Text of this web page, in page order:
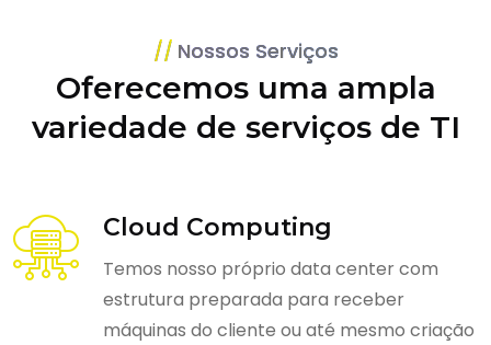
Nossos Serviços
Oferecemos uma ampla
variedade de serviços de TI
Cloud Computing
Temos nosso próprio data center com
estrutura preparada para receber
máquinas do cliente ou até mesmo criação